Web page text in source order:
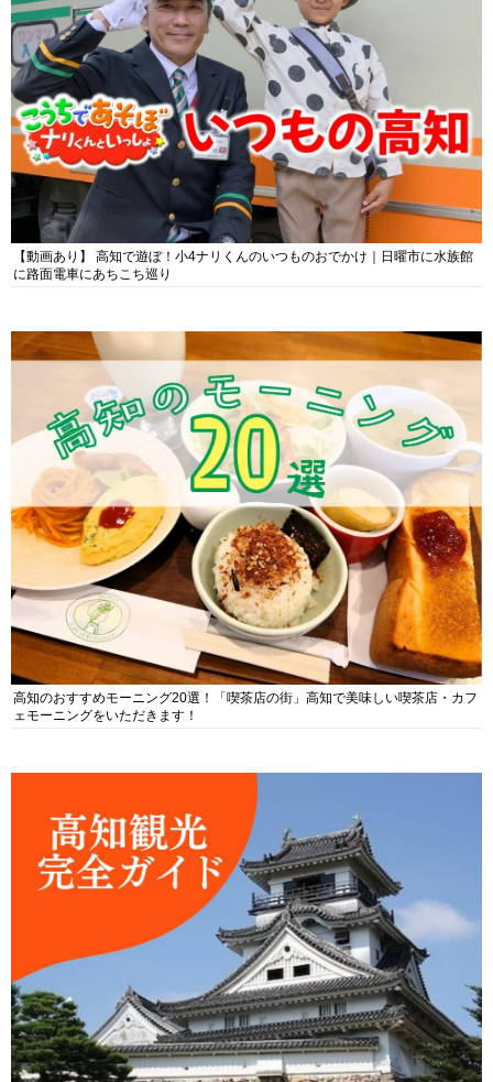
【動画あり】 高知で遊ぼ！小4ナリくんのいつものおでかけ｜日曜市に水族館
に路面電車にあちこち巡り
高知のおすすめモーニング20選！「喫茶店の街」高知で美味しい喫茶店・カフ
ェモーニングをいただきます！